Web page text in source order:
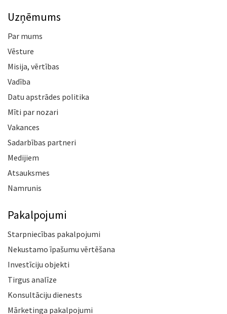
Uzņēmums
Par mums
Vēsture
Misija, vērtības
Vadība
Datu apstrādes politika
Mīti par nozari
Vakances
Sadarbības partneri
Medijiem
Atsauksmes
Namrunis
Pakalpojumi
Starpniecības pakalpojumi
Nekustamo īpašumu vērtēšana
Investīciju objekti
Tirgus analīze
Konsultāciju dienests
Mārketinga pakalpojumi